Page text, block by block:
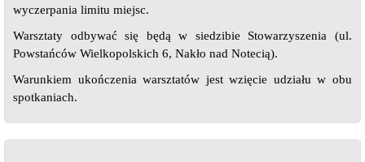
wyczerpania limitu miejsc.
Warsztaty odbywać się będą w siedzibie Stowarzyszenia (ul.
Powstańców Wielkopolskich 6, Nakło nad Notecią).
Warunkiem ukończenia warsztatów jest wzięcie udziału w obu
spotkaniach.